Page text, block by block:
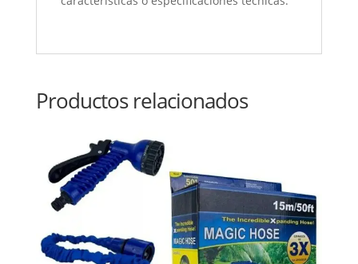
Productos relacionados